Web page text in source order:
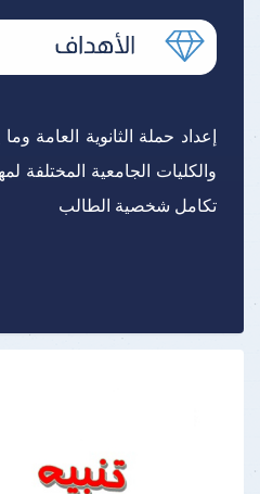
إعداد حملة الثانوية العامة
والكليات الجامعية المختلفة
تكامل شخصية الطالب